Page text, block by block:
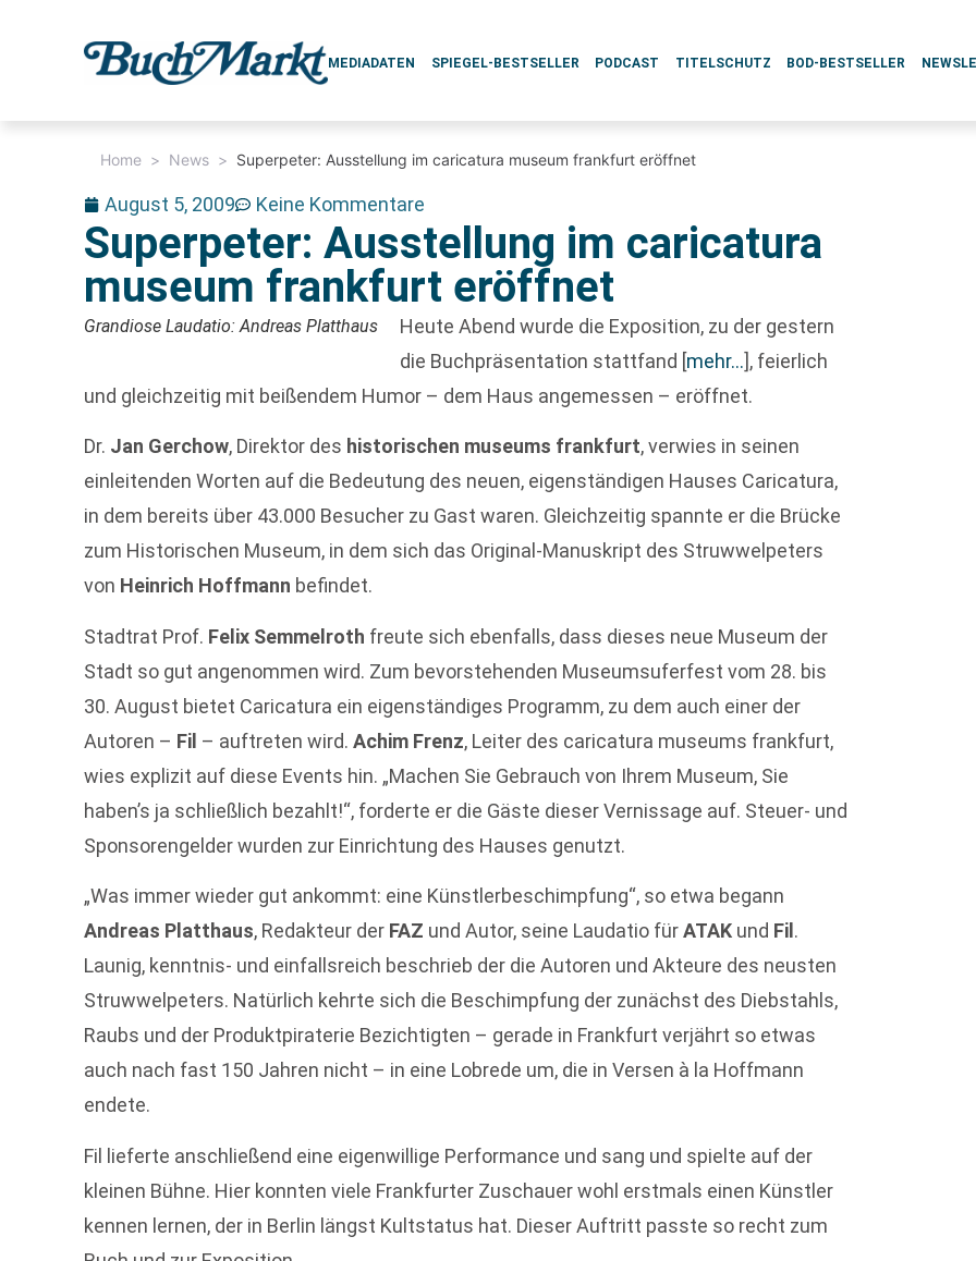
MEDIADATEN SPIEGEL-BESTSELLER PODCAST TITELSCHUTZ BOD-BESTSELLER
Home > News > Superpeter: Ausstellung im caricatura museum frankfurt eröffnet
August 5, 2009 Keine Kommentare
Superpeter: Ausstellung im caricatura
museum frankfurt eröffnet
Grandiose Laudatio: Andreas Platthaus
Heute Abend wurde die Exposition, zu der gestern
die Buchpräsentation stattfand [mehr…], feierlich
und gleichzeitig mit beißendem Humor – dem Haus angemessen – eröffnet.
Dr. Jan Gerchow, Direktor des historischen museums frankfurt, verwies in seinen
einleitenden Worten auf die Bedeutung des neuen, eigenständigen Hauses Caricatura,
in dem bereits über 43.000 Besucher zu Gast waren. Gleichzeitig spannte er die Brücke
zum Historischen Museum, in dem sich das Original-Manuskript des Struwwelpeters
von Heinrich Hoffmann befindet.
Stadtrat Prof. Felix Semmelroth freute sich ebenfalls, dass dieses neue Museum der
Stadt so gut angenommen wird. Zum bevorstehenden Museumsuferfest vom 28. bis
30. August bietet Caricatura ein eigenständiges Programm, zu dem auch einer der
Autoren – Fil – auftreten wird.Achim Frenz, Leiter des caricatura museums frankfurt,
wies explizit auf diese Events hin. „Machen Sie Gebrauch von Ihrem Museum, Sie
haben’s ja schließlich bezahlt!“, forderte er die Gäste dieser Vernissage auf. Steuer- und
Sponsorengelder wurden zur Einrichtung des Hauses genutzt.
„Was immer wieder gut ankommt: eine Künstlerbeschimpfung“, so etwa begann
Andreas Platthaus, Redakteur der FAZ und Autor, seine Laudatio fürATAK und Fil .
Launig, kenntnis- und einfallsreich beschrieb der die Autoren und Akteure des neusten
Struwwelpeters. Natürlich kehrte sich die Beschimpfung der zunächst des Diebstahls,
Raubs und der Produktpiraterie Bezichtigten – gerade in Frankfurt verjährt so etwas
auch nach fast 150 Jahren nicht – in eine Lobrede um, die in Versen à la Hoffmann
endete.
Fil lieferte anschließend eine eigenwillige Performance und sang und spielte auf der
kleinen Bühne. Hier konnten viele Frankfurter Zuschauer wohl erstmals einen Künstler
kennen lernen, der in Berlin längst Kultstatus hat. Dieser Auftritt passte so recht zum